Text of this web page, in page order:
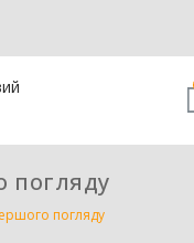
погляду
погляду